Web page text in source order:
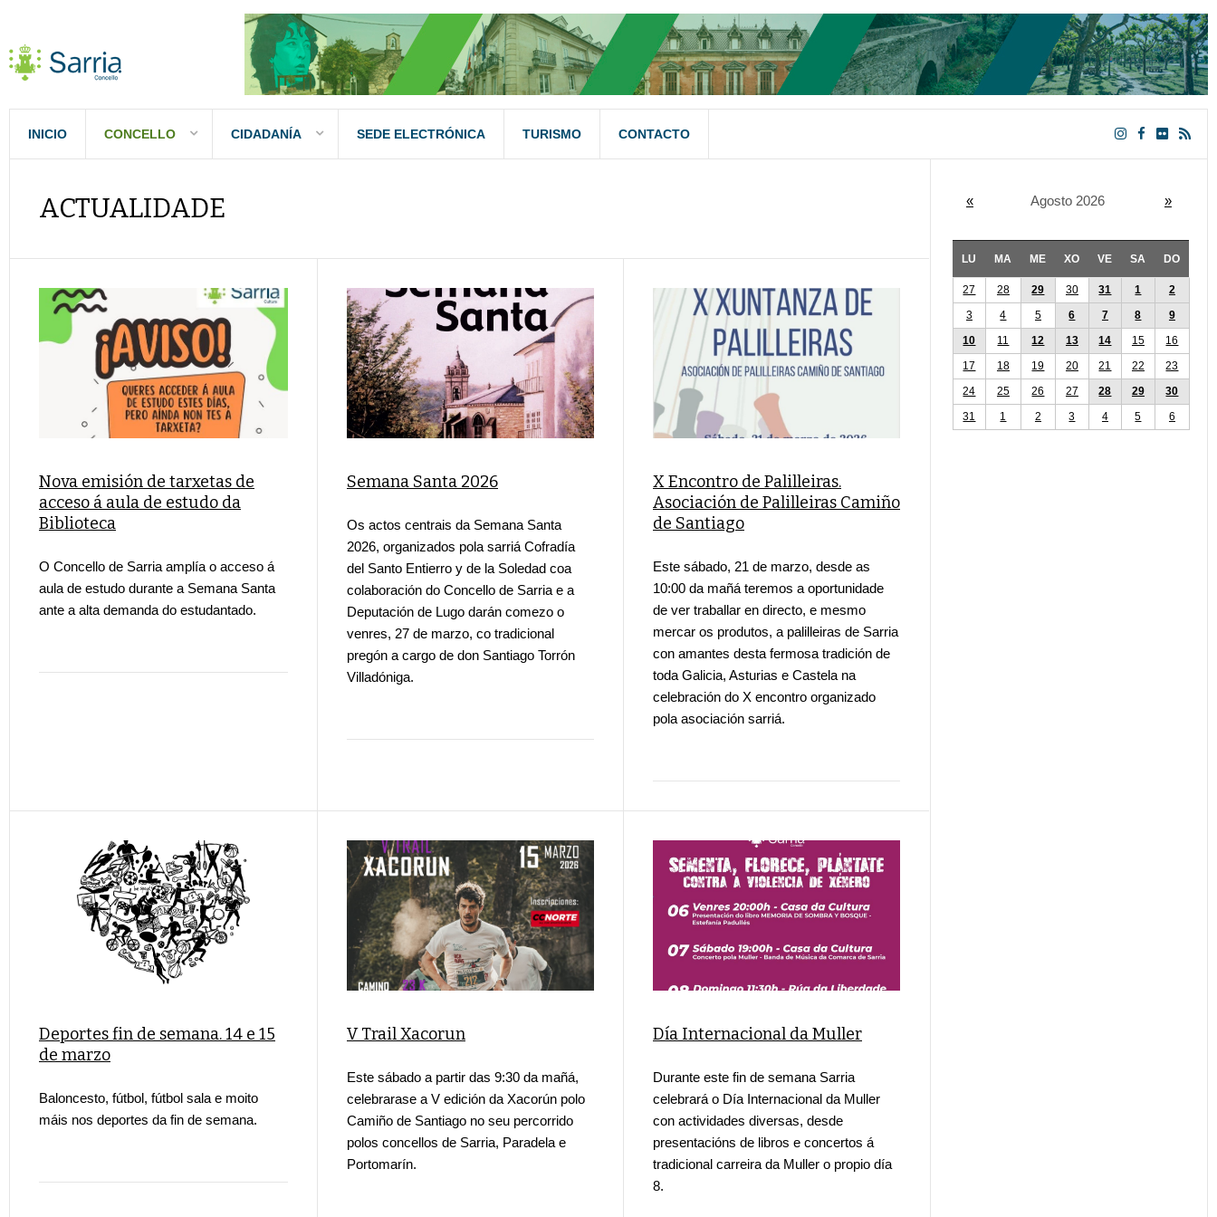
INICIO CONCELLO CIDADANÍA SEDE ELECTRÓNICA TURISMO CONTACTO
ACTUALIDADE
Nova emisión de tarxetas de
acceso á aula de estudo da
Biblioteca
O Concello de Sarria amplía o acceso á
aula de estudo durante a Semana Santa
ante a alta demanda do estudantado.
Semana Santa 2026
Os actos centrais da Semana Santa
2026, organizados pola sarriá Cofradía
del Santo Entierro y de la Soledad coa
colaboración do Concello de Sarria e a
Deputación de Lugo darán comezo o
venres, 27 de marzo, co tradicional
pregón a cargo de don Santiago Torrón
Villadóniga.
X Encontro de Palilleiras.
Asociación de Palilleiras Camiño
de Santiago
Este sábado, 21 de marzo, desde as
10:00 da mañá teremos a oportunidade
de ver traballar en directo, e mesmo
mercar os produtos, a palilleiras de Sarria
con amantes desta fermosa tradición de
toda Galicia, Asturias e Castela na
celebración do X encontro organizado
pola asociación sarriá.
Deportes fin de semana. 14 e 15
de marzo
Baloncesto, fútbol, fútbol sala e moito
máis nos deportes da fin de semana.
V Trail Xacorun
Este sábado a partir das 9:30 da mañá,
celebrarase a V edición da Xacorún polo
Camiño de Santiago no seu percorrido
polos concellos de Sarria, Paradela e
Portomarín.
Día Internacional da Muller
Durante este fin de semana Sarria
celebrará o Día Internacional da Muller
con actividades diversas, desde
presentacións de libros e concertos á
tradicional carreira da Muller o propio día
8.
« Agosto 2026 »
LU MA ME XO VE SA DO
27 28 29 30 31 1
2
3
4 5 6 7 8
9
10
11 12 13 14 15
16
17
18 19 20 21 22
23
24
25 26 27 28 29
30
31
1 2 3 4 5 6